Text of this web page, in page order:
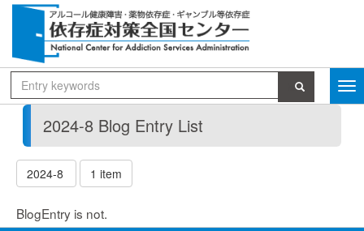
2024-8 Blog Entry List
2024-8 1 item
BlogEntry is not.